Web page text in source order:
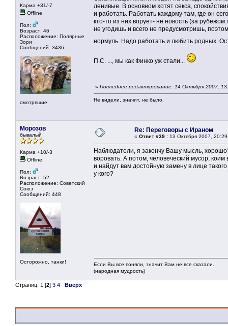
Карма +31/-7
Offline
Пол:
Возраст: 46
Расположение: Полярные
Зори
Сообщений: 3436
смотрящие
ленивые. В основном хотят секса,
и работать. Работать каждому там, где он
кто-то из них ворует- не новость (за
не угодишь и всего не предусмотришь,
нормуль. Надо работать и любить родных.
П.С. ..., мы как Финко уж стали...
« Последнее редактирование: 14 Октября 2007,
Не видели, значит, не было.
Морозов
бывалый
Карма +10/-3
Offline
Пол:
Возраст: 52
Расположение: Советский
Союз
Сообщений: 448
Осторожно, танки!
Re: Переговоры с Ираном
« Ответ #39 : 13 Октября 2007,
Наблюдатели, я закончу Вашу мысль,
воровать. А потом, человеческий мусор,
и найдут вам достойную замену в лице
у кого?
Если Вы все поняли, значит Вам не все сказали.
(народная мудрость)
Страниц: 1 [2] 3 4 Вверх